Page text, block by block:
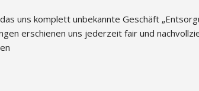
uns komplett unbekannte Geschäft
erschienen uns jederzeit fair und